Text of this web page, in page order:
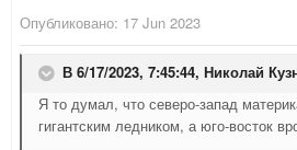
Опубликовано: 17 Jun 2023
В 6/17/2023, 7:45:44, Николай
Я то думал, что северо-запад
гигантским ледником, а юго-восток